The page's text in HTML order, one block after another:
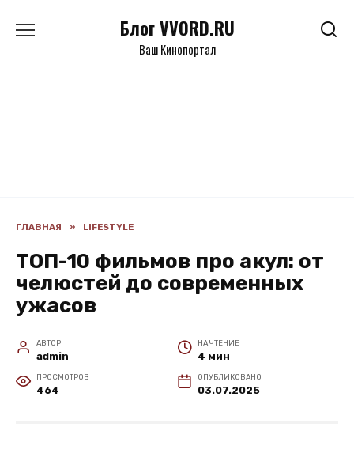
Блог VVORD.RU
Ваш Кинопортал
ГЛАВНАЯ » LIFESTYLE
ТОП-10 фильмов про акул: от
челюстей до современных
ужасов
АВТОР
admin
НА ЧТЕНИЕ
4 мин
ПРОСМОТРОВ
464
ОПУБЛИКОВАНО
03.07.2025